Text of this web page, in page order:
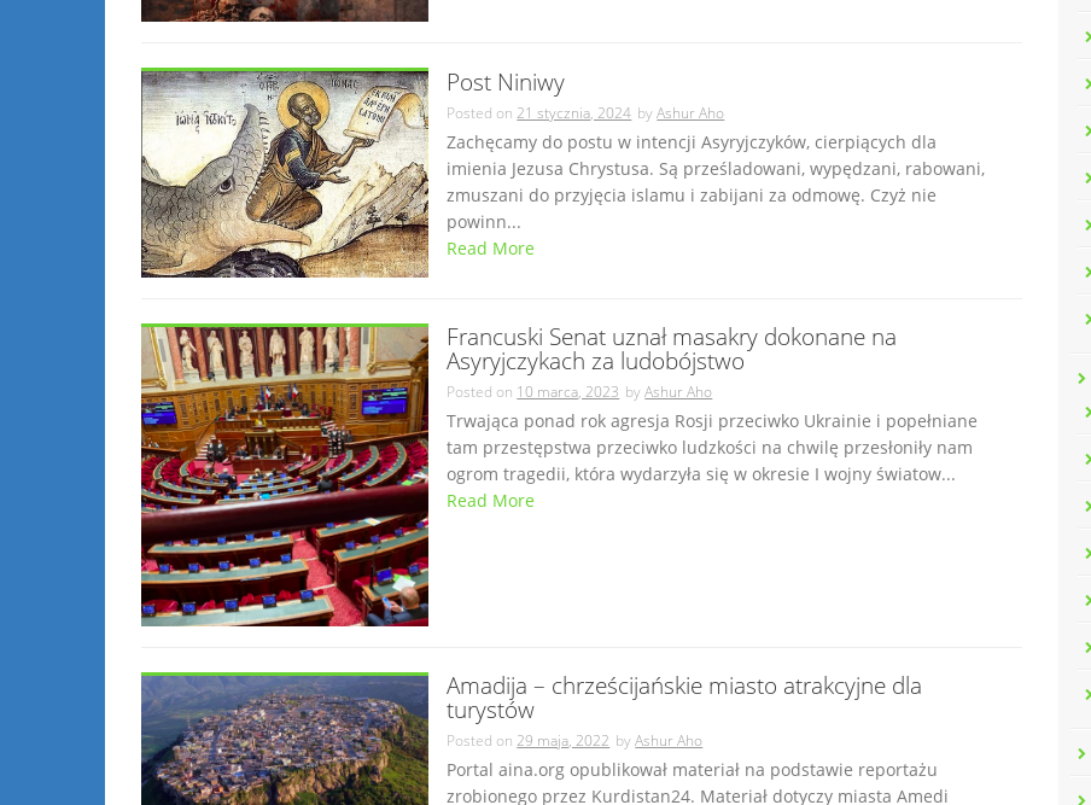
Post Niniwy
Posted on21 stycznia, 2024 byAshur Aho
Zachęcamy do postu w intencji Asyryjczyków, cierpiących dla
imienia Jezusa Chrystusa. Są prześladowani, wypędzani, rabowani,
zmuszani do przyjęcia islamu i zabijani za odmowę. Czyż nie
powinn...
Read More
Francuski Senat uznał masakry dokonane na
Asyryjczykach za ludobójstwo
Posted on 10 marca, 2023 byAshur Aho
Trwająca ponad rok agresja Rosji przeciwko Ukrainie i popełniane
tam przestępstwa przeciwko ludzkości na chwilę przesłoniły nam
ogrom tragedii, która wydarzyła się w okresie I wojny światow...
Read More
Amadija – chrześcijańskie miasto atrakcyjne dla
turystów
Posted on29 maja, 2022 byAshur Aho
Portal aina.org opublikował materiał na podstawie reportażu
zrobionego przez Kurdistan24. Materiał dotyczy miasta Amedi